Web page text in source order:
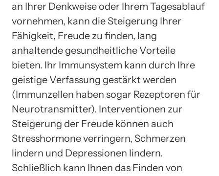
an Ihrer Denkweise oder Ihrem Tagesablauf
vornehmen, kann die Steigerung Ihrer
Fähigkeit, Freude zu finden, lang
anhaltende gesundheitliche Vorteile
bieten. Ihr Immunsystem kann durch Ihre
geistige Verfassung gestärkt werden
(Immunzellen haben sogar Rezeptoren für
Neurotransmitter). Interventionen zur
Steigerung der Freude können auch
Stresshormone verringern, Schmerzen
lindern und Depressionen lindern.
Schließlich kann Ihnen das Finden von